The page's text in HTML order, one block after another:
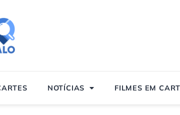
NOTÍCIAS FILMES EM